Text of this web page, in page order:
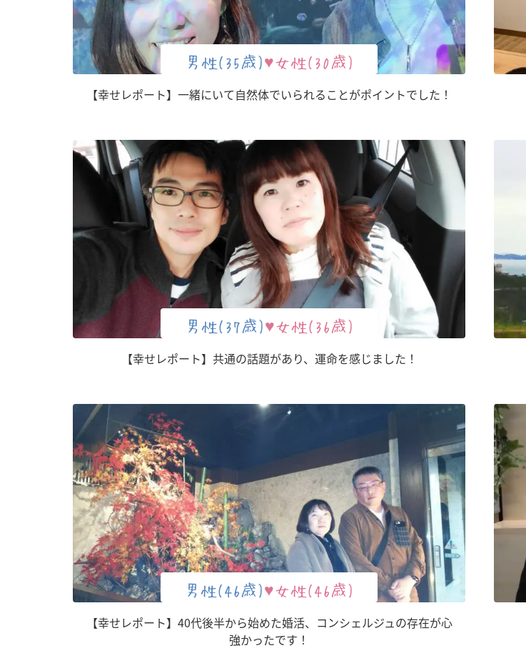
男性(35歳)♥女性(30歳)
【幸せレポート】一緒にいて自然体でいられることがポイントでした！
男性(37歳)♥女性(36歳)
【幸せレポート】共通の話題があり、運命を感じました！
男性(46歳)♥女性(46歳)
【幸せレポート】40代後半から始めた婚活、コンシェルジュの存在が心
強かったです！